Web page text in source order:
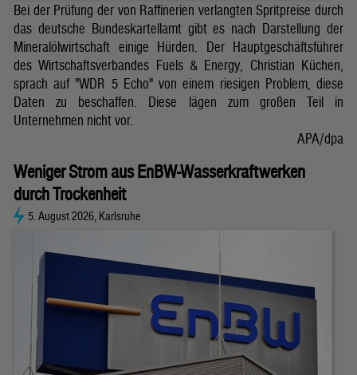
Bei der Prüfung der von Raffinerien verlangten Spritpreise durch
das deutsche Bundeskartellamt gibt es nach Darstellung der
Mineralölwirtschaft einige Hürden. Der Hauptgeschäftsführer
des Wirtschaftsverbandes Fuels & Energy, Christian Küchen,
sprach auf "WDR 5 Echo" von einem riesigen Problem, diese
Daten zu beschaffen. Diese lägen zum großen Teil in
Unternehmen nicht vor.
APA/dpa
Weniger Strom aus EnBW-Wasserkraftwerken
durch Trockenheit
5. August 2026, Karlsruhe